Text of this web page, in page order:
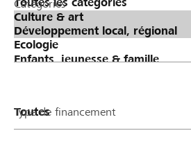
Catégories
Type de financement